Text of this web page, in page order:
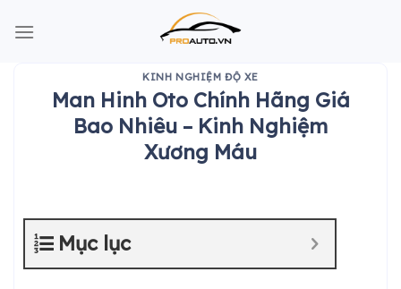
KINH NGHIỆM ĐỘ XE
Man Hinh Oto Chính Hãng Giá
Bao Nhiêu – Kinh Nghiệm
Xương Máu
Mục lục